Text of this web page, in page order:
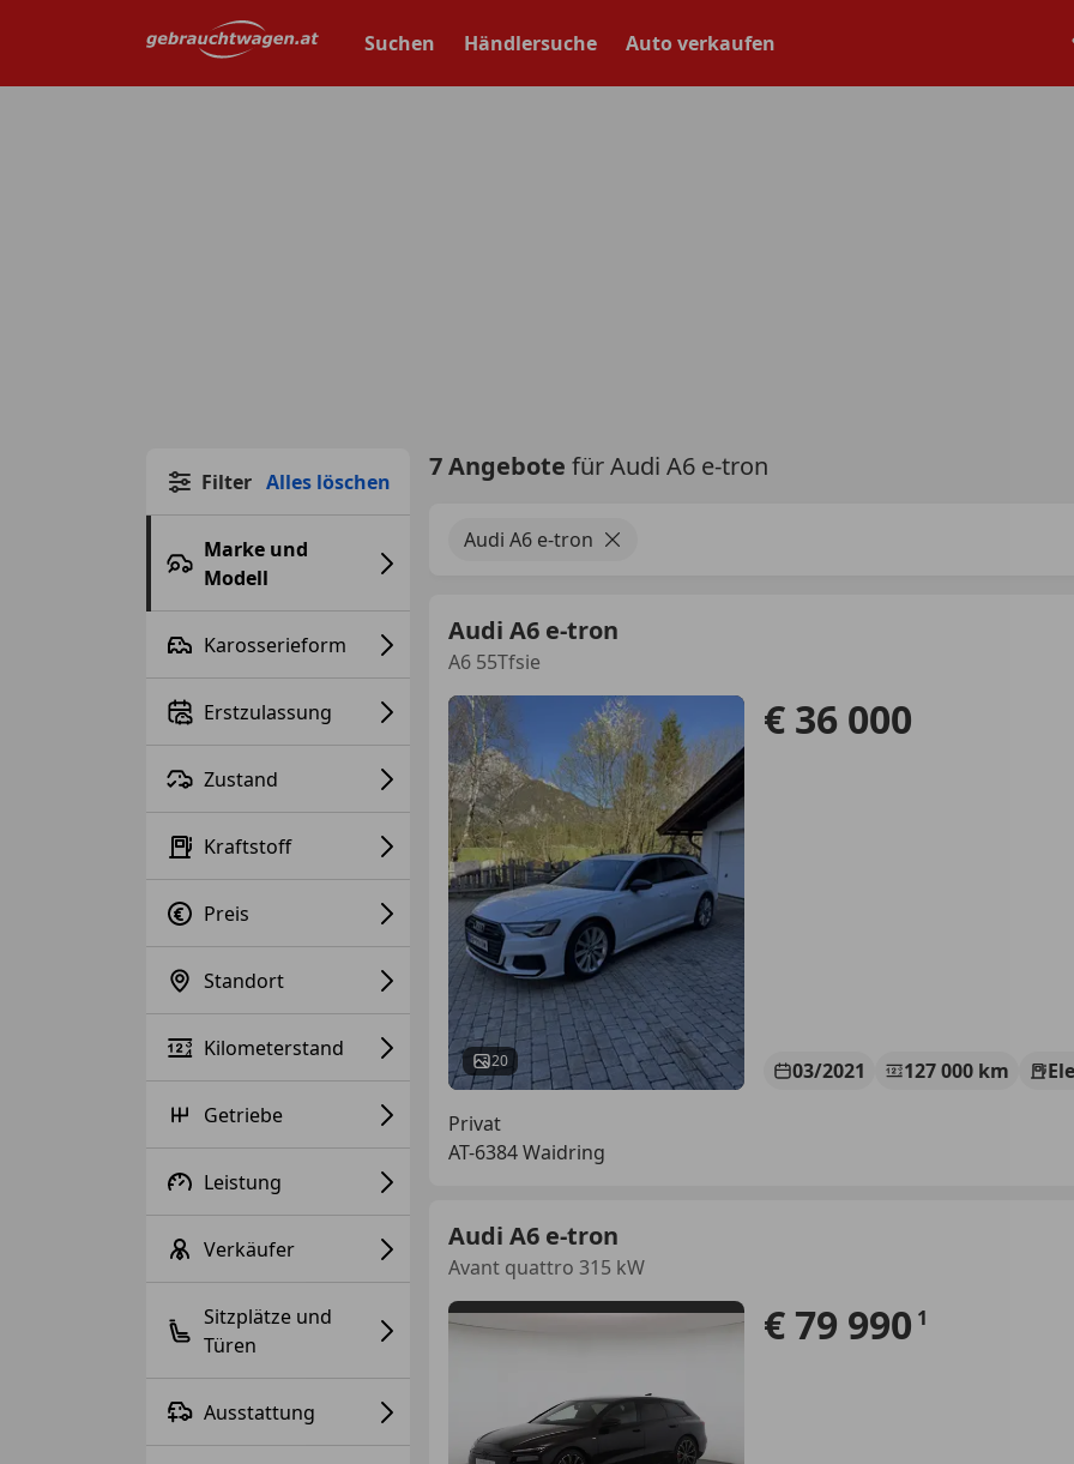
Suchen Händlersuche Auto verkaufen
Filter Alles löschen
Marke und
Modell
Karosserieform
Erstzulassung
Zustand
Kraftstoff
Preis
Standort
Kilometerstand
Getriebe
Leistung
Verkäufer
Sitzplätze und
Türen
Ausstattung
7 Angebote für Audi A6 e-tron
Audi A6 e-tron
Audi A6 e-tron
A6 55Tfsie
20
€ 36 000
03/2021 127 000 km
Privat
AT-6384 Waidring
Audi A6 e-tron
Avant quattro 315 kW
€ 79 990 1